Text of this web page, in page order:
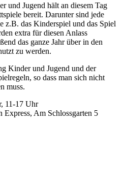
und Jugend hält an diesem Tag
bereit. Darunter sind jede
z.B. das Kinderspiel und das Spiel
extra für diesen Anlass
das ganze Jahr über in den
zu werden.
Kinder und Jugend und der
so dass man sich nicht
muss.
11-17 Uhr
Am Schlossgarten 5